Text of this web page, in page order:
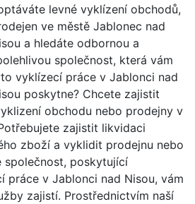
levné vyklízení obchodů,
ve městě Jablonec nad
a hledáte odbornou a
společnost, která vám
vyklízecí práce v Jablonci nad
poskytne? Chcete zajistit
obchodu nebo prodejny v
zajistit likvidaci
zboží a vyklidit prodejnu nebo
společnost, poskytující
práce v Jablonci nad Nisou, vám
zajistí. Prostřednictvím naší